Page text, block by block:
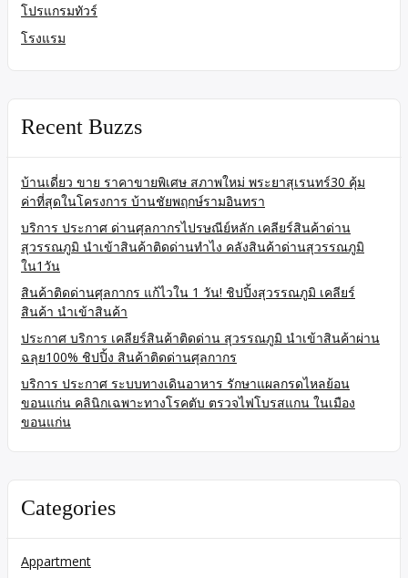
โปรแกรมทัวร์
โรงแรม
Recent Buzzs
บ้านเดี่ยว ขาย ราคาขายพิเศษ สภาพใหม่ พระยาสุเรนทร์30 คุ้ม
ค่าที่สุดในโครงการ บ้านชัยพฤกษ์รามอินทรา
บริการ ประกาศ ด่านศุลกากรไปรษณีย์หลัก เคลียร์สินค้าด่าน
สุวรรณภูมิ นำเข้าสินค้าติดด่านทำไง คลังสินค้าด่านสุวรรณภูมิ
ใน1วัน
สินค้าติดด่านศุลกากร แก้ไวใน 1 วัน! ชิปปิ้งสุวรรณภูมิ เคลียร์
สินค้า นำเข้าสินค้า
ประกาศ บริการ เคลียร์สินค้าติดด่าน สุวรรณภูมิ นำเข้าสินค้าผ่าน
ฉลุย100% ชิปปิ้ง สินค้าติดด่านศุลกากร
บริการ ประกาศ ระบบทางเดินอาหาร รักษาแผลกรดไหลย้อน
ขอนแก่น คลินิกเฉพาะทางโรคตับ ตรวจไฟโบรสแกน ในเมือง
ขอนแก่น
Categories
Appartment